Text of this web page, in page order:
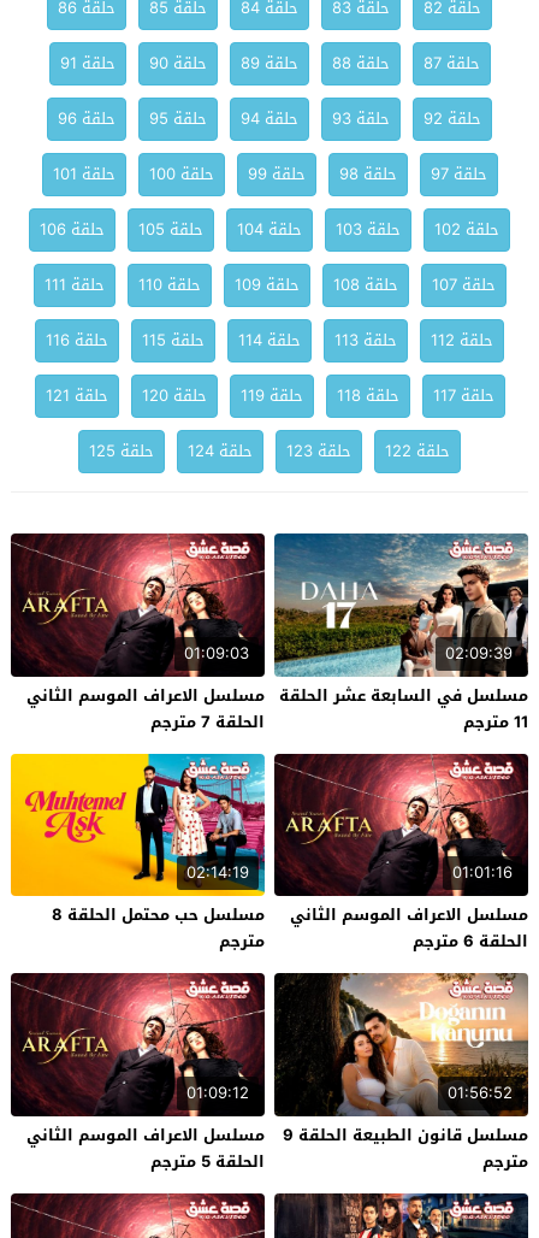
حلقة 82 حلقة 83 حلقة 84 حلقة 85
حلقة 86
حلقة 87
حلقة 88 حلقة 89 حلقة 90
حلقة 91
حلقة 92
حلقة 93 حلقة 94 حلقة 95
حلقة 96
حلقة 97
حلقة 98 حلقة 99 حلقة 100
حلقة 101
حلقة 102
حلقة 103 حلقة 104 حلقة 105
حلقة 106
حلقة 107
حلقة 108 حلقة 109 حلقة 110
حلقة 111
حلقة 112
حلقة 113 حلقة 114 حلقة 115
حلقة 116
حلقة 117
حلقة 118 حلقة 119 حلقة 120
حلقة 121
حلقة 122
حلقة 123 حلقة 124 حلقة 125
02:09:39
مسلسل في السابعة عشر الحلقة
11 مترجم
01:09:03
مسلسل الاعراف الموسم الثاني
الحلقة 7 مترجم
01:01:16
مسلسل الاعراف الموسم الثاني
الحلقة 6 مترجم
02:14:19
مسلسل حب محتمل الحلقة 8
مترجم
01:56:52
مسلسل قانون الطبيعة الحلقة 9
مترجم
01:09:12
مسلسل الاعراف الموسم الثاني
الحلقة 5 مترجم